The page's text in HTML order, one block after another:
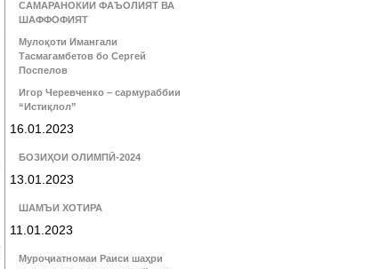
САМАРАНОКИИ ФАЪОЛИЯТ ВА
ШАФФОФИЯТ
Мулоқоти Имангали
Тасмагамбетов бо Сергей
Поспелов
Игор Черевченко – сармураббии
“Истиқлол”
16.01.2023
БОЗИҲОИ ОЛИМПӢ-2024
13.01.2023
ШАМЪИ ХОТИРА
11.01.2023
Муроҷиатномаи Раиси шаҳри